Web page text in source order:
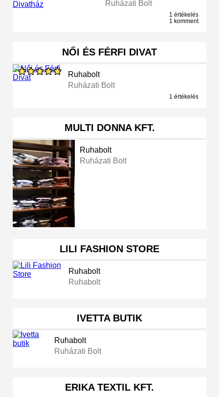
Ruházati Bolt
1 értékelés
1 komment
NŐI ÉS FÉRFI DIVAT
Ruhabolt
Ruházati Bolt
1 értékelés
MULTI DONNA KFT.
Ruhabolt
Ruházati Bolt
LILI FASHION STORE
Ruhabolt
Ruhabolt
IVETTA BUTIK
Ruhabolt
Ruházati Bolt
ERIKA TEXTIL KFT.